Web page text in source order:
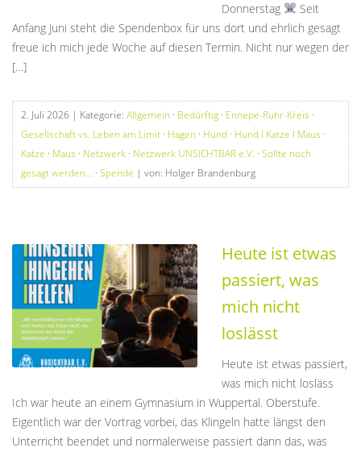
Donnerstag
Seit
Anfang Juni steht die Spendenbox für uns dort und ehrlich gesagt
freue ich mich jede Woche auf diesen Termin. Nicht nur wegen der
[…]
2. Juli 2026 | Kategorie: Allgemein · Bedürftig · Ennepe-Ruhr-Kreis ·
Gesellschaft vs. Leben am Limit · Hagen · Hund · Hund I Katze I Maus ·
Katze · Maus · Netzwerk · Netzwerk UNSICHTBAR e.V. · Sollte noch
gesagt werden... · Spende | von: Holger Brandenburg
Heute ist etwas
passiert, was
mich nicht
loslässt
Heute ist etwas passiert,
was mich nicht losläss
Ich war heute an einem Gymnasium in Wuppertal. Oberstufe.
Eigentlich war der Vortrag vorbei, das Klingeln hatte längst den
Unterricht beendet und normalerweise passiert dann das, was